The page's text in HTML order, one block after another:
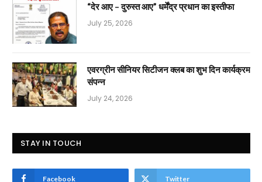
“देर आए – दुरुस्त आए” धर्मेंद्र प्रधान का इस्तीफा
July 25, 2026
एवरग्रीन सीनियर सिटीजन क्लब का शुभ दिन कार्यक्रम
संपन्न
July 24, 2026
STAY IN TOUCH
Facebook Twitter